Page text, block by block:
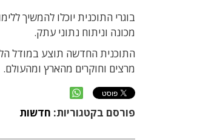
מכונה וניתוח נתוני עתק.
התוכנית החדשה תוצע במודל
מרצים וחוקרים מהארץ ומהעולם.
פורסם בקטגוריות: חדשות